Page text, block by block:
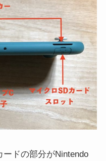
ドの部分がNintendo